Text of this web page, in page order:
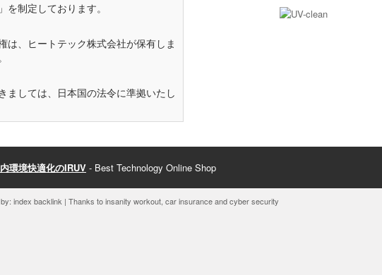
制定しております。
は、ヒートテック株式会社が保有しま
ましては、日本国の法令に準拠いたし
環境快適化のIRUV - Best Technology Online Shop
index backlink | Thanks toinsanity workout car insuranceandcyber security